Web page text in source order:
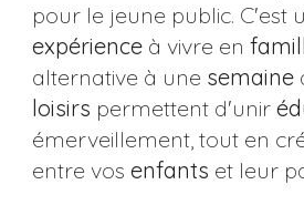
pour le jeune public. C'est
expérienceà vivre en
alternative à une semaine
loisirs permettent d'unir
émerveillement, tout en
entre vos enfants et leur